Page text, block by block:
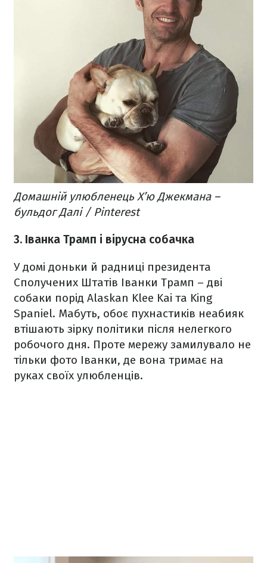
Домашній улюбленець Х’ю Джекмана –
бульдог Далі / Pinterest
3. Іванка Трамп і вірусна собачка
У домі доньки й радниці президента
Сполучених Штатів Іванки Трамп – дві
собаки порід Alaskan Klee Kai та King
Spaniel. Мабуть, обоє пухнастиків неабияк
втішають зірку політики після нелегкого
робочого дня. Проте мережу замилувало не
тільки фото Іванки, де вона тримає на
руках своїх улюбленців.